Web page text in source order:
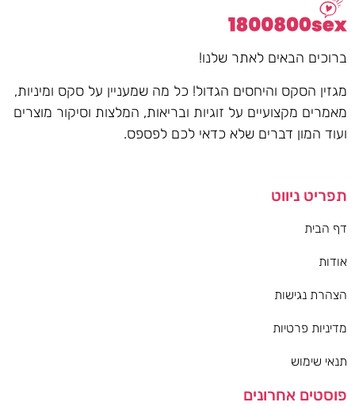
ברוכים הבאים לאתר שלנו!
מגזין הסקס והיחסים הגדול! כל מה שמעניין על סקס ומיניות,
מאמרים מקצועיים על זוגיות ובריאות, המלצות וסיקור מוצרים
ועוד המון דברים שלא כדאי לכם לפספס.
תפריט ניווט
דף הבית
אודות
הצהרת נגישות
מדיניות פרטיות
תנאי שימוש
פוסטים אחרונים